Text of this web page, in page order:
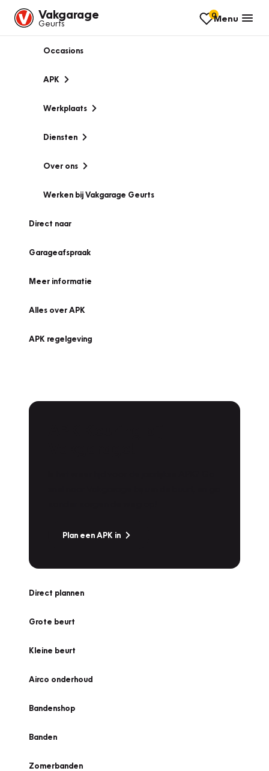
Vakgarage
Geurts
0Menu
Occasions
APK
Werkplaats
Diensten
Over ons
Werken bij Vakgarage Geurts
Direct naar
Garageafspraak
Meer informatie
Alles over APK
APK regelgeving
Plan een APK in
Direct plannen
Grote beurt
Kleine beurt
Airco onderhoud
Bandenshop
Banden
Zomerbanden